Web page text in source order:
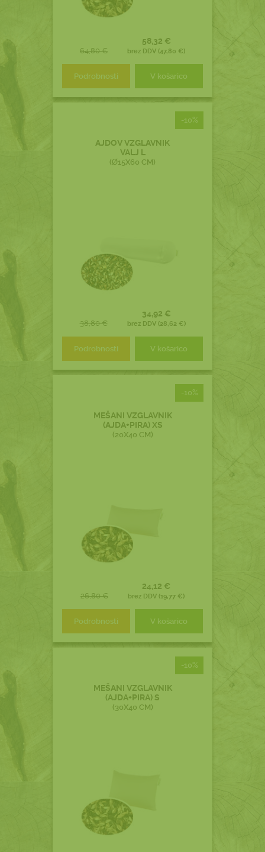
64,80 €
58,32 €
brez DDV (47,80 €)
Podrobnosti V košarico
-10%
AJDOV VZGLAVNIK
VALJ L
(Ø15X60 CM)
38,80 €
34,92 €
brez DDV (28,62 €)
Podrobnosti V košarico
-10%
MEŠANI VZGLAVNIK
(AJDA+PIRA) XS
(20X40 CM)
26,80 €
24,12 €
brez DDV (19,77 €)
Podrobnosti V košarico
-10%
MEŠANI VZGLAVNIK
(AJDA+PIRA) S
(30X40 CM)